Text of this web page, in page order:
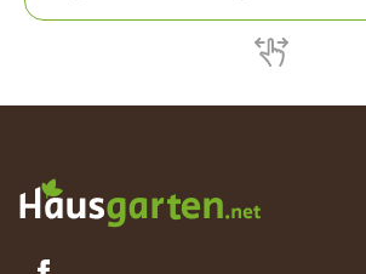
Vorbereitung und das optimale
Zurückschneiden, um einen verzweigten